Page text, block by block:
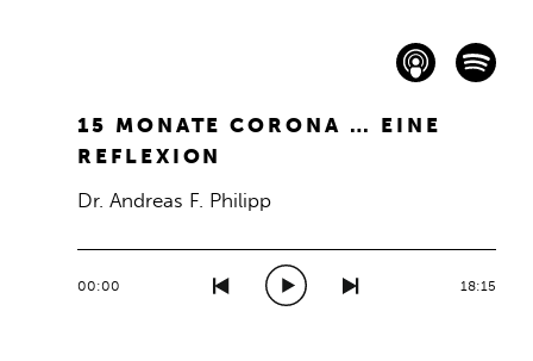
15 MONATE CORONA … EINE
REFLEXION
Dr. Andreas F. Philipp
00:00 18:15